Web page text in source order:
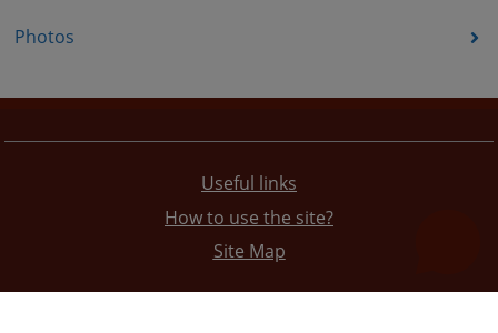
Photos
Useful links
How to use the site?
Site Map